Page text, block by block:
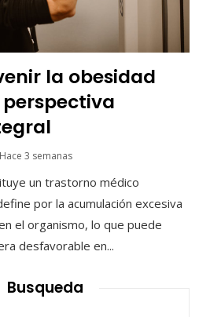
la obesidad
Hace 3 semanas
un trastorno médico
por la acumulación excesiva
el organismo, lo que puede
desfavorable en...
Busqueda